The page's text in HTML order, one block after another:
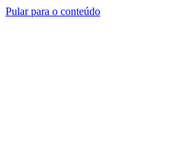
Pular para o conteúdo